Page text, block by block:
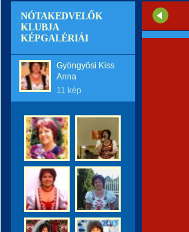
NÓTAKEDVELŐK
KLUBJA
KÉPGALÉRIÁI
Gyöngyösi Kiss
Anna
11 kép